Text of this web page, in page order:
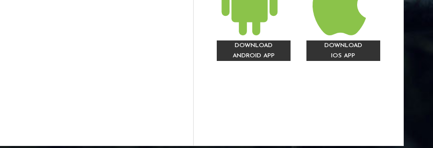
DOWNLOAD
ANDROID APP
DOWNLOAD
IOS APP